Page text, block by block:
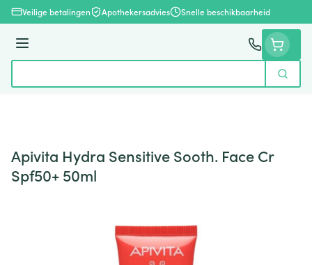
Ga naar de inhoud
Veilige betalingen Apothekersadvies Snelle beschikbaarheid
Menu
Zoek
Apivita Hydra Sensitive Sooth. Face Cr
Spf50+ 50ml